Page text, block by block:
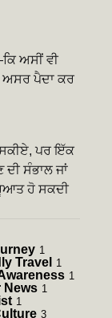
ਅਸੀਂ ਵੀ
ਅਸਰ ਪੈਦਾ ਕਰ
ਪਰ ਇੱਕ
ਸੰਭਾਲ ਜਾਂ
ਹੋ ਸਕਦੀ
1
Travel 1
1
News 1
1
3